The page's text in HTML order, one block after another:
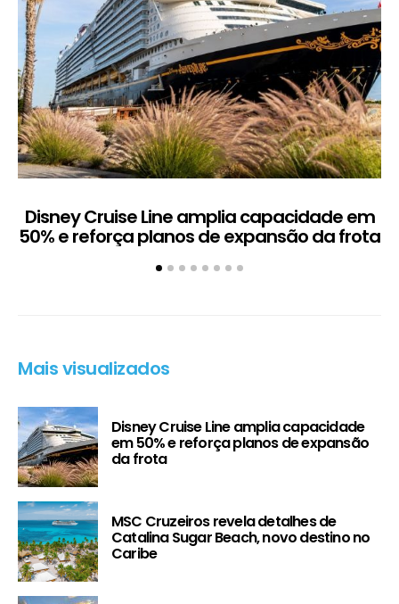
Disney Cruise Line amplia capacidade em
50% e reforça planos de expansão da frota
Mais visualizados
Disney Cruise Line amplia capacidade
em 50% e reforça planos de expansão
da frota
MSC Cruzeiros revela detalhes de
Catalina Sugar Beach, novo destino no
Caribe